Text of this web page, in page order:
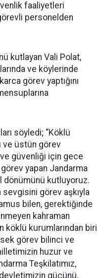
faaliyetleri
personelden
kutlayan Vali Polat,
ve köylerinde
görev yaptığını
söyledi; “Köklü
ve üstün görev
ve güvenliği için gece
yapan Jandarma
dönümünü kutluyoruz.
sevgisini görev aşkıyla
bilen, gerektiğinde
kahraman
köklü kurumlarından biri
görev bilinci ve
huzur ve
Teşkilatımız,
gücünü,